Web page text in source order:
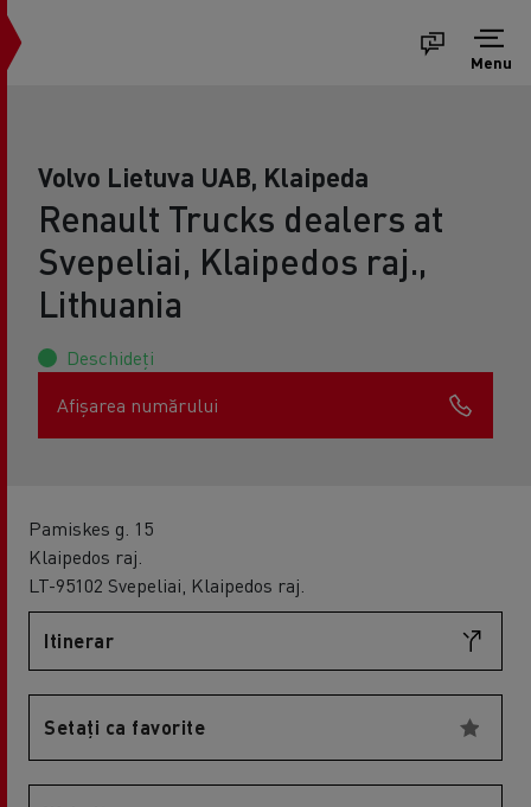
Menu
Volvo Lietuva UAB, Klaipeda
Renault Trucks dealers at
Svepeliai, Klaipedos raj.,
Lithuania
Deschideți
Afișarea numărului
Pamiskes g. 15
Klaipedos raj.
LT-95102 Svepeliai, Klaipedos raj.
Itinerar
Setați ca favorite